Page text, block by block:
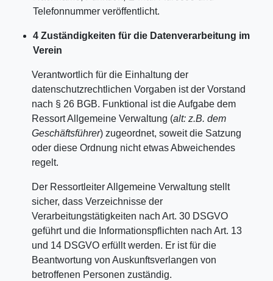
Telefonnummer veröffentlicht.
4 Zuständigkeiten für die Datenverarbeitung im
Verein
Verantwortlich für die Einhaltung der
datenschutzrechtlichen Vorgaben ist der Vorstand
nach § 26 BGB. Funktional ist die Aufgabe dem
Ressort Allgemeine Verwaltung (alt: z.B. dem
Geschäftsführer) zugeordnet, soweit die Satzung
oder diese Ordnung nicht etwas Abweichendes
regelt.
Der Ressortleiter Allgemeine Verwaltung stellt
sicher, dass Verzeichnisse der
Verarbeitungstätigkeiten nach Art. 30 DSGVO
geführt und die Informationspflichten nach Art. 13
und 14 DSGVO erfüllt werden. Er ist für die
Beantwortung von Auskunftsverlangen von
betroffenen Personen zuständig.